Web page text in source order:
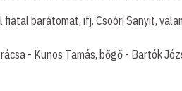
barátomat, ifj. Csoóri Sanyit,
- Kunos Tamás, bőgő - Bartók